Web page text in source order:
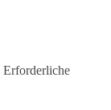
Erforderliche